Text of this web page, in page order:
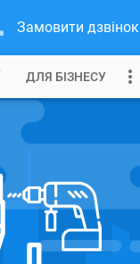
Замовити дзвінок
ДЛЯ БІЗНЕСУ